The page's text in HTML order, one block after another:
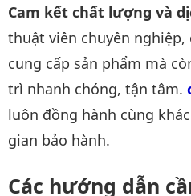
Cam kết chất lượng và
thuật viên chuyên
cung cấp sản phẩm mà
trì nhanh chóng, tận tâm.
luôn đồng hành cùng
gian bảo hành.
Các hướng dẫn